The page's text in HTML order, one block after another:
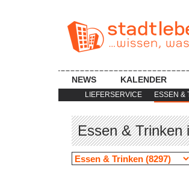
LIEFERSERVICE ESSEN &
NEWS KALENDER
Essen & Trinken